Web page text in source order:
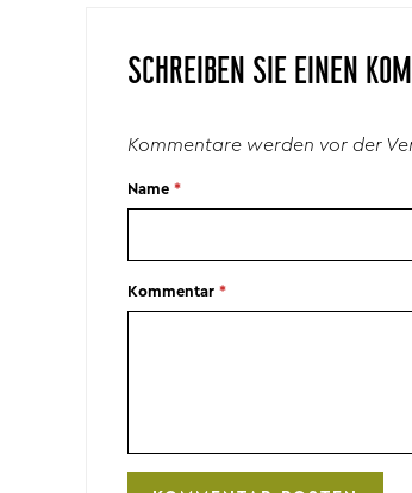
SCHREIBEN SIE EINEN
Kommentare werden vor der
Name *
Kommentar *